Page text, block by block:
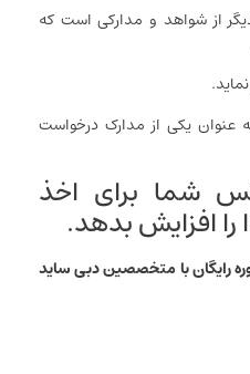
از شواهد و مدارکی است که
عنوان یکی از مدارک درخواست
شما برای اخذ
را افزایش بدهد.
رایگان با متخصصین دبی ساید